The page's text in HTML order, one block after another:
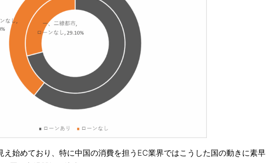
始めており、特に中国の消費を担うEC業界ではこうした国の動きに素早